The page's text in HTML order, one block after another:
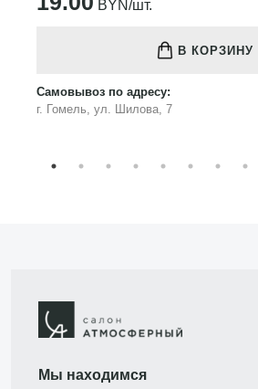
BYN/шт.
В КОРЗИНУ
Самовывоз по адресу:
г. Гомель, ул. Шилова, 7
Мы находимся